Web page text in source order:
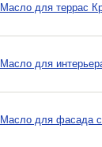
Масло для террас
Масло для
Масло для фасада